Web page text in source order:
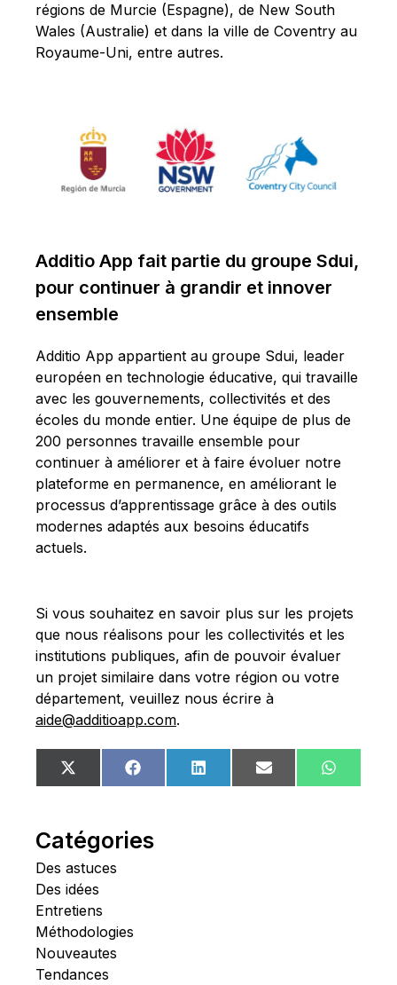
régions de Murcie (Espagne), de New South
Wales (Australie) et dans la ville de Coventry au
Royaume-Uni, entre autres.
Additio App fait partie du groupe Sdui,
pour continuer à grandir et innover
ensemble
Additio App appartient au groupe Sdui, leader
européen en technologie éducative, qui travaille
avec les gouvernements, collectivités et des
écoles du monde entier. Une équipe de plus de
200 personnes travaille ensemble pour
continuer à améliorer et à faire évoluer notre
plateforme en permanence, en améliorant le
processus d’apprentissage grâce à des outils
modernes adaptés aux besoins éducatifs
actuels.
Si vous souhaitez en savoir plus sur les projets
que nous réalisons pour les collectivités et les
institutions publiques, afin de pouvoir évaluer
un projet similaire dans votre région ou votre
département, veuillez nous écrire à
aide@additioapp.com.
Share
on
X
(Twitter)
Share
on
FacebookShare
on
LinkedIn Share
on
Email
Share
on
Catégories
Des astuces
Des idées
Entretiens
Méthodologies
Nouveautes
Tendances